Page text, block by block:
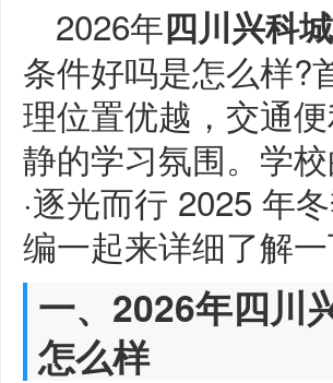
2026年四川兴科
条件好吗是怎么样?
理位置优越，交通
静的学习氛围。学
·逐光而行 2025 年
编一起来详细了解一
一、2026年四川
怎么样